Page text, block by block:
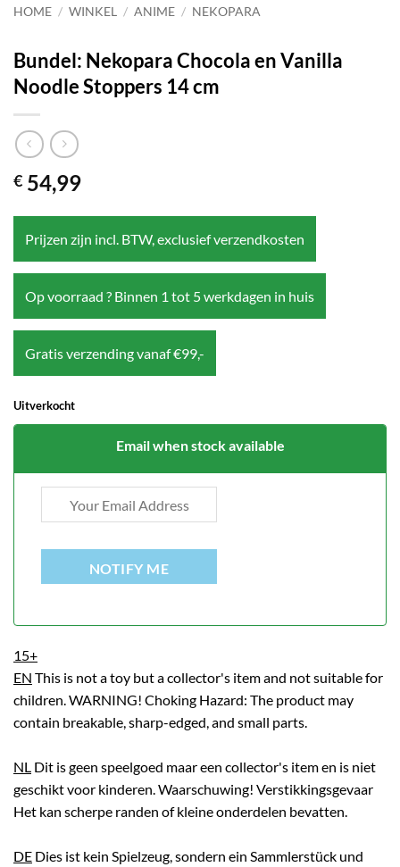
HOME / WINKEL / ANIME / NEKOPARA
Bundel: Nekopara Chocola en Vanilla
Noodle Stoppers 14 cm
€ 54,99
Prijzen zijn incl. BTW, exclusief verzendkosten
Op voorraad ? Binnen 1 tot 5 werkdagen in huis
Gratis verzending vanaf €99,-
Uitverkocht
Email when stock available
NOTIFY ME
15+
EN This is not a toy but a collector's item and not suitable for
children. WARNING! Choking Hazard: The product may
contain breakable, sharp-edged, and small parts.
NL Dit is geen speelgoed maar een collector's item en is niet
geschikt voor kinderen. Waarschuwing! Verstikkingsgevaar
Het kan scherpe randen of kleine onderdelen bevatten.
DE Dies ist kein Spielzeug, sondern ein Sammlerstück und